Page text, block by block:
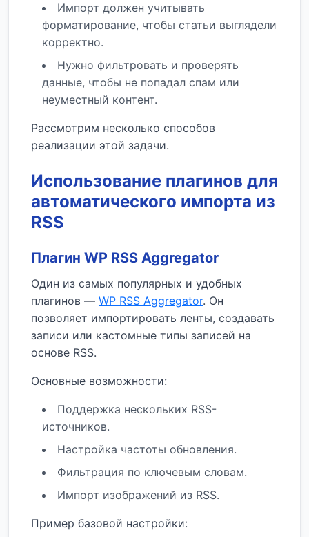
Импорт должен учитывать
форматирование, чтобы статьи выглядели
корректно.
Нужно фильтровать и проверять
данные, чтобы не попадал спам или
неуместный контент.
Рассмотрим несколько способов
реализации этой задачи.
Использование плагинов для
автоматического импорта из
RSS
Плагин WP RSS Aggregator
Один из самых популярных и удобных
плагинов — WP RSS Aggregator. Он
позволяет импортировать ленты, создавать
записи или кастомные типы записей на
основе RSS.
Основные возможности:
Поддержка нескольких RSS-
источников.
Настройка частоты обновления.
Фильтрация по ключевым словам.
Импорт изображений из RSS.
Пример базовой настройки: